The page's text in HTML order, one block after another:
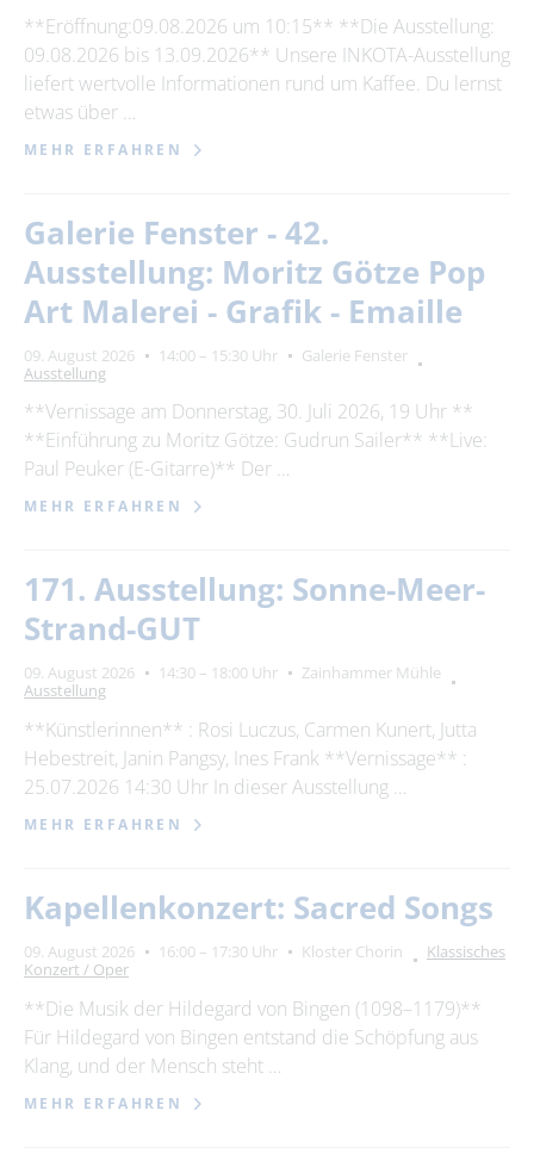
**Eröffnung:09.08.2026 um 10:15** **Die Ausstellung:
09.08.2026 bis 13.09.2026** Unsere INKOTA-Ausstellung
liefert wertvolle Informationen rund um Kaffee. Du lernst
etwas über …
MEHR ERFAHREN
Galerie Fenster - 42.
Ausstellung: Moritz Götze Pop
Art Malerei - Grafik - Emaille
09. August 2026 14:00 – 15:30 Uhr
Galerie Fenster
Ausstellung
**Vernissage am Donnerstag, 30. Juli 2026, 19 Uhr **
**Einführung zu Moritz Götze: Gudrun Sailer** **Live:
Paul Peuker (E-Gitarre)** Der …
MEHR ERFAHREN
171. Ausstellung: Sonne-Meer-
Strand-GUT
09. August 2026 14:30 – 18:00 Uhr
Zainhammer Mühle
Ausstellung
**Künstlerinnen** : Rosi Luczus, Carmen Kunert, Jutta
Hebestreit, Janin Pangsy, Ines Frank **Vernissage** :
25.07.2026 14:30 Uhr In dieser Ausstellung …
MEHR ERFAHREN
Kapellenkonzert: Sacred Songs
09. August 2026 16:00 – 17:30 Uhr Kloster Chorin
Klassisches
Konzert / Oper
**Die Musik der Hildegard von Bingen (1098–1179)**
Für Hildegard von Bingen entstand die Schöpfung aus
Klang, und der Mensch steht …
MEHR ERFAHREN